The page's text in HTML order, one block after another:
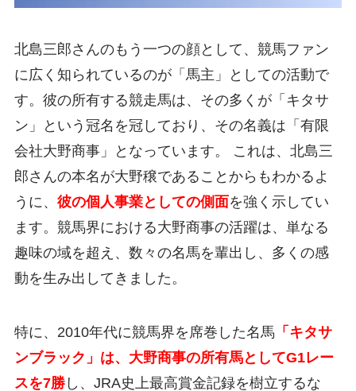
北島三郎さんのもう一つの顔として、競馬ファン
に広く知られているのが「馬主」としての活動で
す。彼の所有する競走馬は、その多くが「キタサ
ン」という冠名を冠しており、その名義は「有限
会社大野商事」となっています。 これは、北島三
郎さんの本名が大野穣であることからもわかるよ
うに、 彼の個人事業としての側面を強く示してい
ます。競馬界における大野商事の活躍は、単なる
趣味の域を超え、数々の名馬を輩出し、多くの感
動を生み出してきました。
特に、2010年代に競馬界を席巻した名馬 「キタサ
ンブラック」は、大野商事の所有馬としてG1レー
スを7勝し、JRA史上最高賞金記録を樹立するな